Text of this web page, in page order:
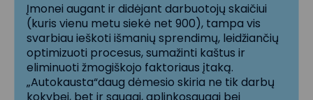
Įmonei augant ir didėjant darbuotojų skaičiui
(kuris vienu metu siekė net 900), tampa vis
svarbiau ieškoti išmanių sprendimų, leidžiančių
optimizuoti procesus, sumažinti kaštus ir
eliminuoti žmogiškojo faktoriaus įtaką.
„Autokausta“daug dėmesio skiria ne tik darbų